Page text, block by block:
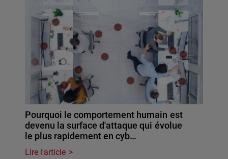
Pourquoi le comportement humain est
devenu la surface d'attaque qui évolue
le plus rapidement en cyb…
Lire l'article